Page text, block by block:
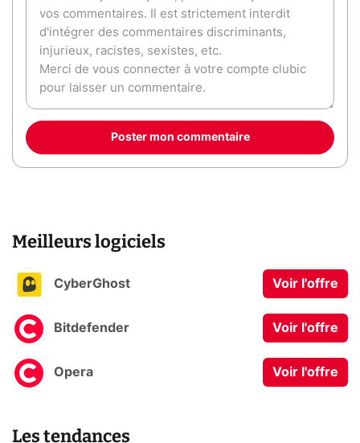
Poster mon commentaire
Meilleurs logiciels
CyberGhost Voir l'offre
Bitdefender Voir l'offre
Opera Voir l'offre
Les tendances